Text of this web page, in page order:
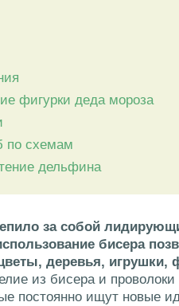
фигурки деда мороза
по схемам
дельфина
за собой
бисера
деревья, игрушки,
из бисера и
постоянно ищут новые